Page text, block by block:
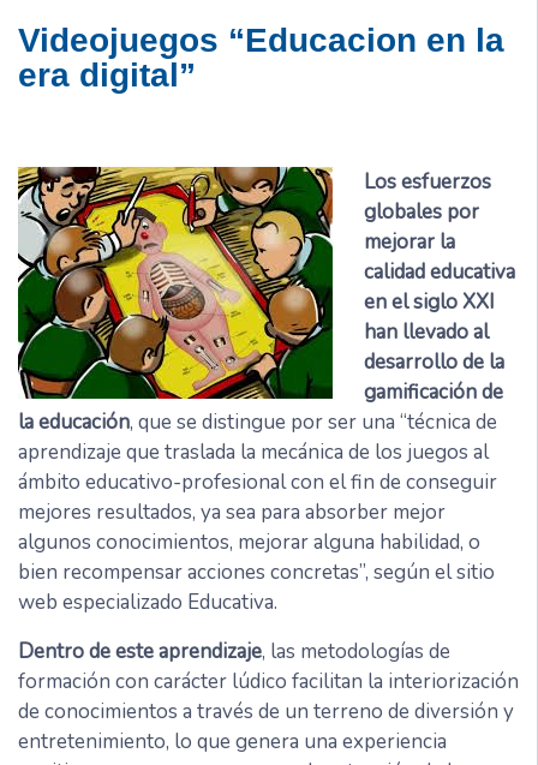
Videojuegos “Educacion en la
era digital”
Los esfuerzos
globales por
mejorar la
calidad educativa
en el siglo XXI
han llevado al
desarrollo de la
gamificación de
la educación, que se distingue por ser una “técnica de
aprendizaje que traslada la mecánica de los juegos al
ámbito educativo-profesional con el fin de conseguir
mejores resultados, ya sea para absorber mejor
algunos conocimientos, mejorar alguna habilidad, o
bien recompensar acciones concretas”, según el sitio
web especializado Educativa.
Dentro de este aprendizaje, las metodologías de
formación con carácter lúdico facilitan la interiorización
de conocimientos a través de un terreno de diversión y
entretenimiento, lo que genera una experiencia